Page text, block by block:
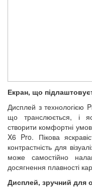
Екран, що
Дисплей з технологією
що транслюється, і
створити комфортні
X6 Pro. Пікова
контрастність для
може самостійно
досягнення плавності
Дисплей, зручний для